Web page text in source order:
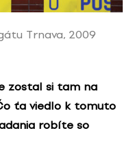
Trnava, 2009
zostal si tam na
ťa viedlo k tomuto
robíte so